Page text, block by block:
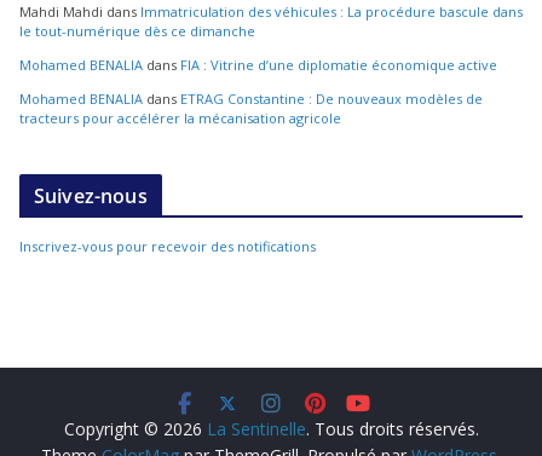
Mahdi Mahdi dans Immatriculation des véhicules : La procédure bascule dans
le tout-numérique dès ce dimanche
Mohamed BENALIA dans FIA : Vitrine d’une diplomatie économique active
Mohamed BENALIA dans ETRAG Constantine : De nouveaux modèles de
tracteurs pour accélérer la mécanisation agricole
Suivez-nous
Inscrivez-vous pour recevoir des notifications
Copyright © 2026 La Sentinelle. Tous droits réservés.